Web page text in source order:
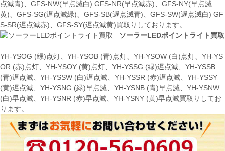
点滅青)、GFS-NW(早点滅白) GFS-NR(早点滅赤)、GFS-NY(早点滅
黄)、GFS-SG(遅点滅緑)、GFS-SB(遅点滅青)、GFS-SW(遅点滅白) GF
S-SR(遅点滅赤)、GFS-SY(遅点滅黄)買取りしております。
ソーラーLEDポイントライト買取
YH-YSOG (緑)点灯、YH-YSOB (青)点灯、YH-YSOW (白)点灯、YH-YS
OR (赤)点灯、YH-YSOY (黄)点灯、YH-YSSG (緑)遅点滅、YH-YSSB
(青)遅点滅、YH-YSSW (白)遅点滅、YH-YSSR (赤)遅点滅、YH-YSSY
(黄)遅点滅、YH-YSNG (緑)早点滅、YH-YSNB (青)早点滅、YH-YSNW
(白)早点滅、YH-YSNR (赤)早点滅、YH-YSNY (黄)早点滅買取りしてお
ります。